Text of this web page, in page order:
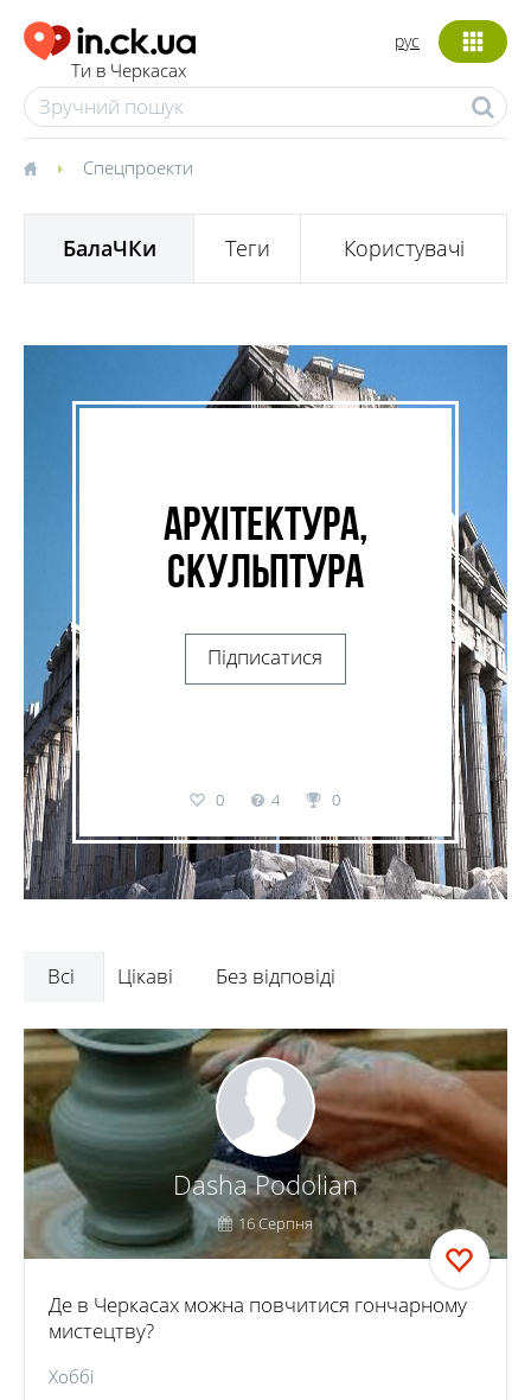
Ти в Черкасах
рус
Спецпроекти
БалаЧКи Теги Користувачі
Архітектура,
Скульптура
Підписатися
0 4 0
Всі Цікаві Без відповіді
Dasha Podolian
16 Серпня
Де в Черкасах можна повчитися гончарному
мистецтву?
Хоббі